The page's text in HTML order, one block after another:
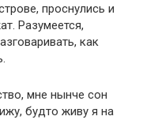
проснулись и
Разумеется,
как
мне нынче сон
будто живу я на